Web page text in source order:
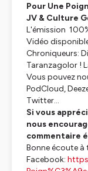
Pour Une
JV & Culture
L'émission
Vidéo
Chroniqueurs:
Taranzagolor !
Vous pouvez
PodCloud,
Twitter...
Si vous
nous
commentaire
Bonne écoute
Facebook: